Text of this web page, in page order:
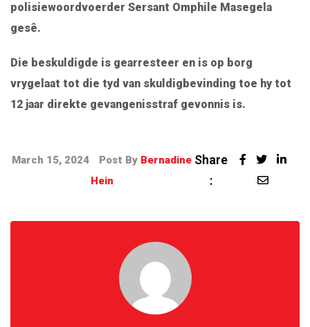
polisiewoordvoerder Sersant Omphile Masegela
gesê.
Die beskuldigde is gearresteer en is op borg
vrygelaat tot die tyd van skuldigbevinding toe hy tot
12 jaar direkte gevangenisstraf gevonnis is.
March 15, 2024 Post By Bernadine
Hein
Share
: